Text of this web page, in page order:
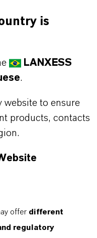
is
LANXESS
.
to ensure
products, contacts
offer different
regulatory